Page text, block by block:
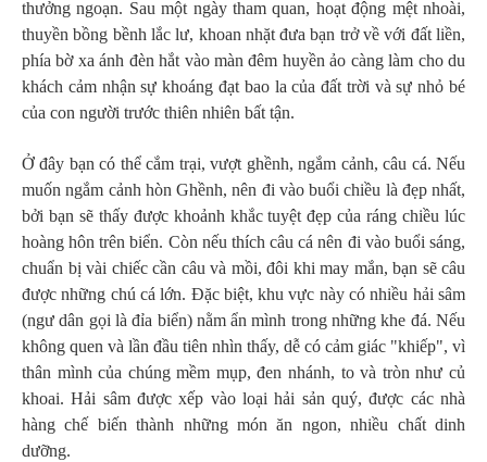
thưởng ngoạn. Sau một ngày tham quan, hoạt động mệt nhoài,
thuyền bồng bềnh lắc lư, khoan nhặt đưa bạn trở về với đất liền,
phía bờ xa ánh đèn hắt vào màn đêm huyền ảo càng làm cho du
khách cảm nhận sự khoáng đạt bao la của đất trời và sự nhỏ bé
của con người trước thiên nhiên bất tận.
Ở đây bạn có thể cắm trại, vượt ghềnh, ngắm cảnh, câu cá. Nếu
muốn ngắm cảnh hòn Ghềnh, nên đi vào buổi chiều là đẹp nhất,
bởi bạn sẽ thấy được khoảnh khắc tuyệt đẹp của ráng chiều lúc
hoàng hôn trên biển. Còn nếu thích câu cá nên đi vào buổi sáng,
chuẩn bị vài chiếc cần câu và mồi, đôi khi may mắn, bạn sẽ câu
được những chú cá lớn. Đặc biệt, khu vực này có nhiều hải sâm
(ngư dân gọi là đỉa biển) nằm ẩn mình trong những khe đá. Nếu
không quen và lần đầu tiên nhìn thấy, dễ có cảm giác "khiếp", vì
thân mình của chúng mềm mụp, đen nhánh, to và tròn như củ
khoai. Hải sâm được xếp vào loại hải sản quý, được các nhà
hàng chế biến thành những món ăn ngon, nhiều chất dinh
dưỡng.